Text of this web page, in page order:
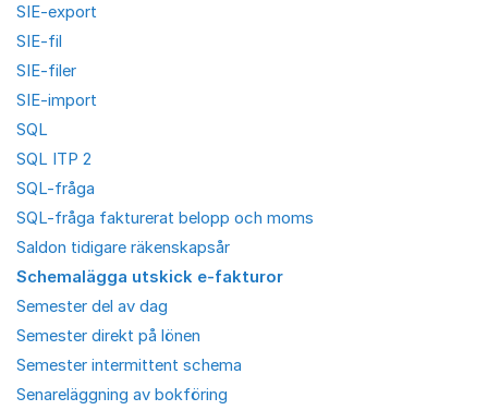
SIE-export
SIE-fil
SIE-filer
SIE-import
SQL
SQL ITP 2
SQL-fråga
SQL-fråga fakturerat belopp och moms
Saldon tidigare räkenskapsår
Schemalägga utskick e-fakturor
Semester del av dag
Semester direkt på lönen
Semester intermittent schema
Senareläggning av bokföring